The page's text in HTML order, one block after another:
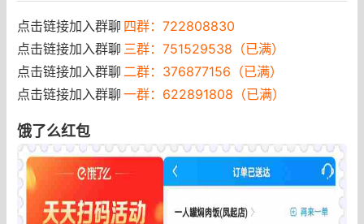
点击链接加入群聊 四群：722808830
点击链接加入群聊 三群：751529538（已满）
点击链接加入群聊 二群：376877156（已满）
点击链接加入群聊 一群：622891808（已满）
饿了么红包